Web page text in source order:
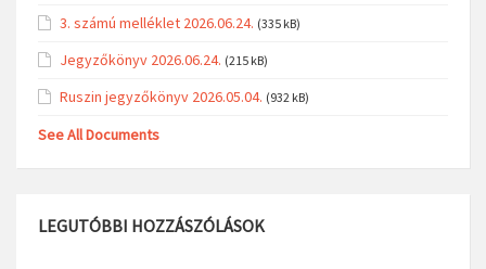
3. számú melléklet 2026.06.24. (335 kB)
Jegyzőkönyv 2026.06.24. (215 kB)
Ruszin jegyzőkönyv 2026.05.04. (932 kB)
See All Documents
LEGUTÓBBI HOZZÁSZÓLÁSOK